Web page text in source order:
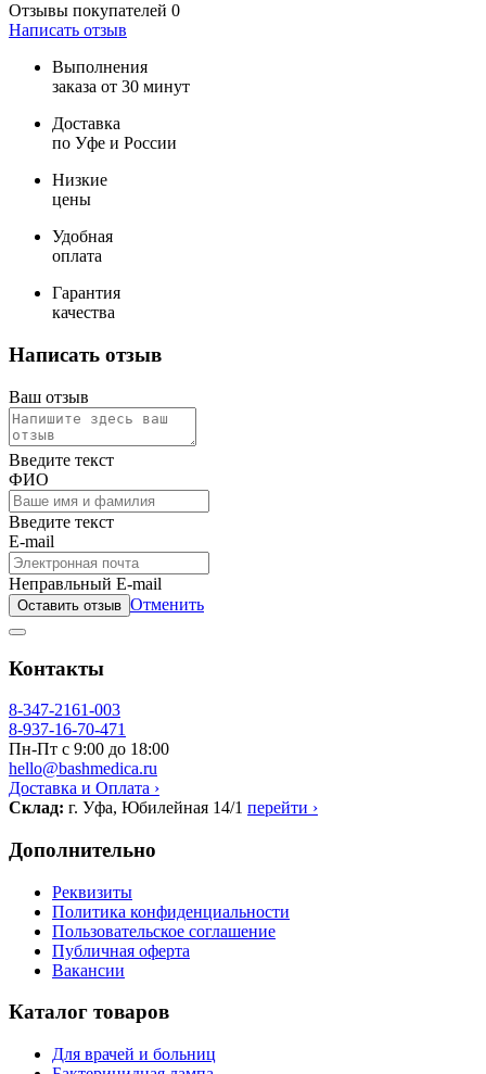
Отзывы покупателей 0
Написать отзыв
Выполнения
заказа от 30 минут
Доставка
по Уфе и России
Низкие
цены
Удобная
оплата
Гарантия
качества
Написать отзыв
Ваш отзыв
Введите текст
ФИО
Введите текст
E-mail
Неправльный E-mail
Оставить отзыв Отменить
Контакты
8-347-2161-003
8-937-16-70-471
Пн-Пт с 9:00 до 18:00
hello@bashmedica.ru
Доставка и Оплата ›
Склад: г. Уфа, Юбилейная 14/1 перейти ›
Дополнительно
Реквизиты
Политика конфиденциальности
Пользовательское соглашение
Публичная оферта
Вакансии
Каталог товаров
Для врачей и больниц